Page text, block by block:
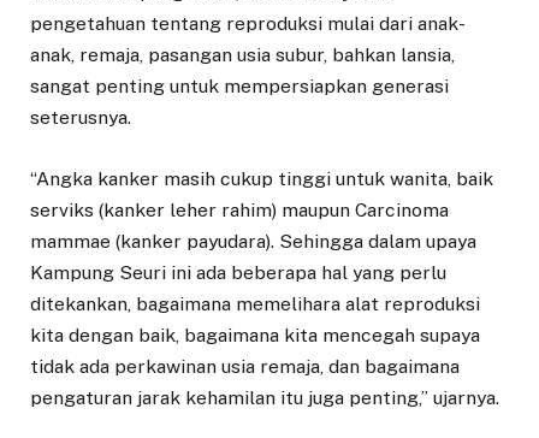
pengetahuan tentang reproduksi mulai dari anak-
anak, remaja, pasangan usia subur, bahkan lansia,
sangat penting untuk mempersiapkan generasi
seterusnya.
“Angka kanker masih cukup tinggi untuk wanita, baik
serviks (kanker leher rahim) maupun Carcinoma
mammae (kanker payudara). Sehingga dalam upaya
Kampung Seuri ini ada beberapa hal yang perlu
ditekankan, bagaimana memelihara alat reproduksi
kita dengan baik, bagaimana kita mencegah supaya
tidak ada perkawinan usia remaja, dan bagaimana
pengaturan jarak kehamilan itu juga penting,” ujarnya.